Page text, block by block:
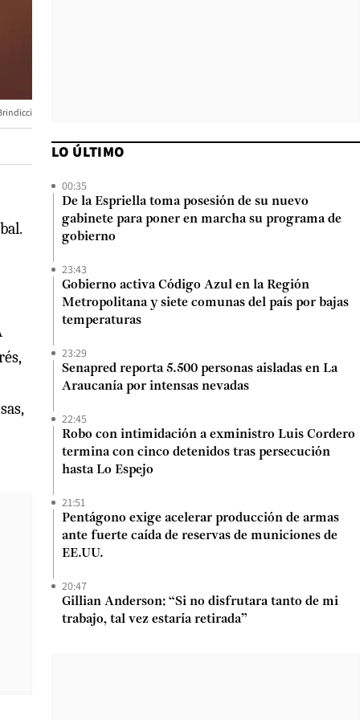
LO ÚLTIMO
00:35
De la Espriella toma posesión de su nuevo
gabinete para poner en marcha su programa de
gobierno
23:43
Gobierno activa Código Azul en la Región
Metropolitana y siete comunas del país por bajas
temperaturas
23:29
Senapred reporta 5.500 personas aisladas en La
Araucanía por intensas nevadas
22:45
Robo con intimidación a exministro Luis Cordero
termina con cinco detenidos tras persecución
hasta Lo Espejo
21:51
Pentágono exige acelerar producción de armas
ante fuerte caída de reservas de municiones de
EE.UU.
20:47
Gillian Anderson: “Si no disfrutara tanto de mi
trabajo, tal vez estaría retirada”